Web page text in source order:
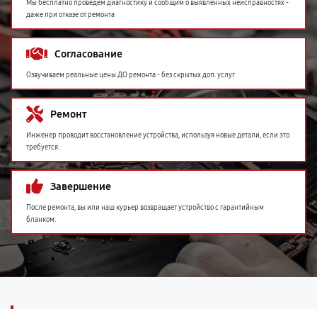
Мы бесплатно проведем диагностику и сообщим о выявленных неисправностях -
даже при отказе от ремонта
Согласование
Озвучиваем реальные цены ДО ремонта - без скрытых доп. услуг
Ремонт
Инженер проводит восстановление устройства, используя новые детали, если это
требуется.
Завершение
После ремонта, вы или наш курьер возвращает устройство с гарантийным
бланком.